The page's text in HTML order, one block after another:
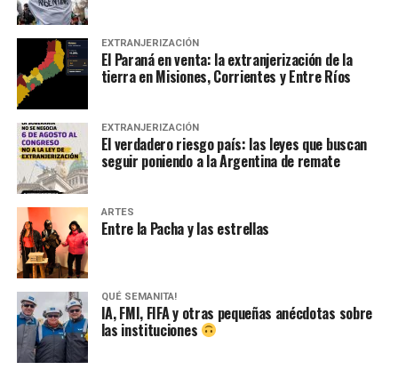
EXTRANJERIZACIÓN
El Paraná en venta: la extranjerización de la
tierra en Misiones, Corrientes y Entre Ríos
EXTRANJERIZACIÓN
El verdadero riesgo país: las leyes que buscan
seguir poniendo a la Argentina de remate
ARTES
Entre la Pacha y las estrellas
QUÉ SEMANITA!
IA, FMI, FIFA y otras pequeñas anécdotas sobre
las instituciones